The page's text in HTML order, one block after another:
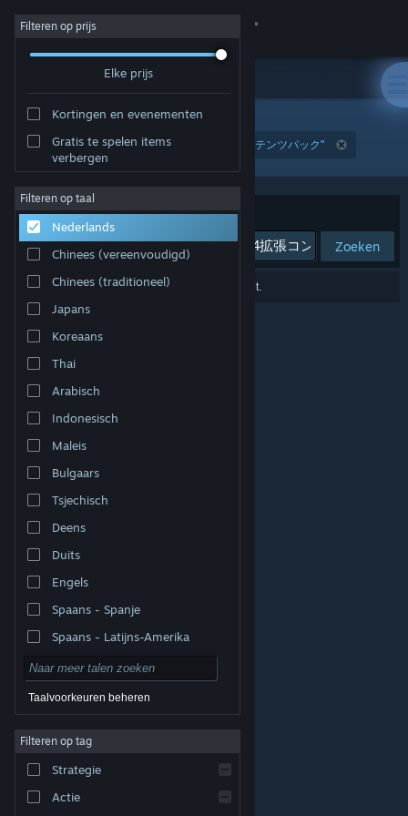
Inloggen
Community
Over
Ondersteuning
Taal wijzigen
Download de mobiele Steam-app
Desktopwebsite weergeven
© Valve Corporation. Alle rechten voorbehouden. Alle
handelsmerken zijn eigendom van hun respectieve
Privacybeleid|Juridische informatie
Toegankelijkheid
|
Terugbetalingen
Filteren op prijs
Elke prijs
Kortingen en evenementen
Gratis te spelen items
verbergen
Filteren op taal
Nederlands
Chinees (vereenvoudigd)
Chinees (traditioneel)
Japans
Koreaans
Thai
Arabisch
Indonesisch
Maleis
Bulgaars
Tsjechisch
Deens
Duits
Engels
Spaans - Spanje
Spaans - Latijns-Amerika
Taalvoorkeuren beheren
Filteren op tag
Strategie
Actie
"SYNDUALITY Echo of Ada - シーズン4拡張コンテンツパック"
Sorteren op Relevantie
Zoeken
0 resultaten komen overeen met je zoekopdracht.